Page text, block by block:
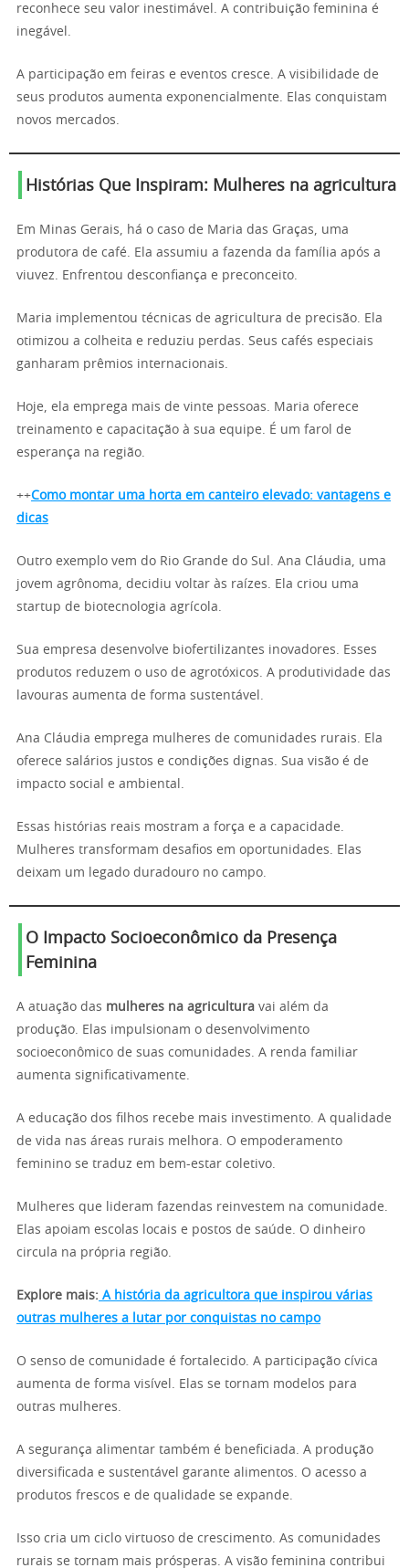
reconhece seu valor inestimável. A contribuição feminina é
inegável.
A participação em feiras e eventos cresce. A visibilidade de
seus produtos aumenta exponencialmente. Elas conquistam
novos mercados.
Histórias Que Inspiram: Mulheres na agricultura
Em Minas Gerais, há o caso de Maria das Graças, uma
produtora de café. Ela assumiu a fazenda da família após a
viuvez. Enfrentou desconfiança e preconceito.
Maria implementou técnicas de agricultura de precisão. Ela
otimizou a colheita e reduziu perdas. Seus cafés especiais
ganharam prêmios internacionais.
Hoje, ela emprega mais de vinte pessoas. Maria oferece
treinamento e capacitação à sua equipe. É um farol de
esperança na região.
++Como montar uma horta em canteiro elevado: vantagens e
dicas
Outro exemplo vem do Rio Grande do Sul. Ana Cláudia, uma
jovem agrônoma, decidiu voltar às raízes. Ela criou uma
startup de biotecnologia agrícola.
Sua empresa desenvolve biofertilizantes inovadores. Esses
produtos reduzem o uso de agrotóxicos. A produtividade das
lavouras aumenta de forma sustentável.
Ana Cláudia emprega mulheres de comunidades rurais. Ela
oferece salários justos e condições dignas. Sua visão é de
impacto social e ambiental.
Essas histórias reais mostram a força e a capacidade.
Mulheres transformam desafios em oportunidades. Elas
deixam um legado duradouro no campo.
O Impacto Socioeconômico da Presença
Feminina
A atuação das mulheres na agricultura vai além da
produção. Elas impulsionam o desenvolvimento
socioeconômico de suas comunidades. A renda familiar
aumenta significativamente.
A educação dos filhos recebe mais investimento. A qualidade
de vida nas áreas rurais melhora. O empoderamento
feminino se traduz em bem-estar coletivo.
Mulheres que lideram fazendas reinvestem na comunidade.
Elas apoiam escolas locais e postos de saúde. O dinheiro
circula na própria região.
Explore mais: A história da agricultora que inspirou várias
outras mulheres a lutar por conquistas no campo
O senso de comunidade é fortalecido. A participação cívica
aumenta de forma visível. Elas se tornam modelos para
outras mulheres.
A segurança alimentar também é beneficiada. A produção
diversificada e sustentável garante alimentos. O acesso a
produtos frescos e de qualidade se expande.
Isso cria um ciclo virtuoso de crescimento. As comunidades
rurais se tornam mais prósperas. A visão feminina contribui